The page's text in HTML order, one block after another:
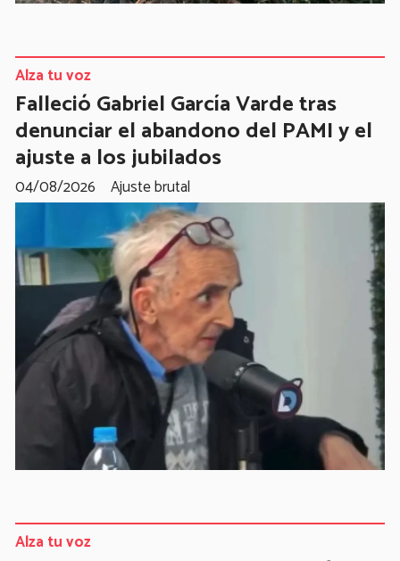
Falleció Gabriel García Varde tras
denunciar el abandono del PAMI y el
ajuste a los jubilados
Ajuste brutal
Alza tu voz
04/08/2026
Alza tu voz